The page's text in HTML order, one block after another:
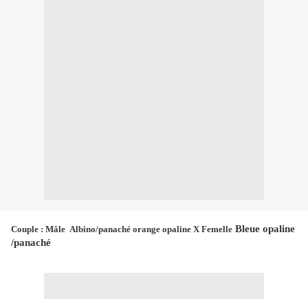
Couple : Mâle Albino/panaché orange opaline X Femelle Bleue opaline
/panaché